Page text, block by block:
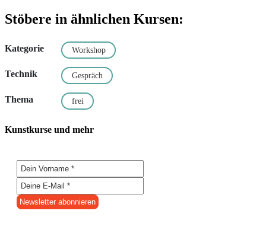
Stöbere in ähnlichen Kursen:
Kategorie Workshop
Technik Gespräch
Thema frei
Kunstkurse und mehr